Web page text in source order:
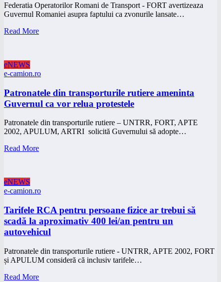
Federatia Operatorilor Romani de Transport - FORT avertizeaza
Guvernul Romaniei asupra faptului ca zvonurile lansate…
Read More
eNEWS
e-camion.ro
Patronatele din transporturile rutiere ameninta
Guvernul ca vor relua protestele
Patronatele din transporturile rutiere – UNTRR, FORT, APTE
2002, APULUM, ARTRI solicită Guvernului să adopte…
Read More
eNEWS
e-camion.ro
Tarifele RCA pentru persoane fizice ar trebui să
scadă la aproximativ 400 lei/an pentru un
autovehicul
Patronatele din transporturile rutiere - UNTRR, APTE 2002, FORT
și APULUM consideră că inclusiv tarifele…
Read More